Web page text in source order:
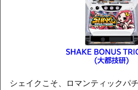
シェイクこそ、ロマンティックパ